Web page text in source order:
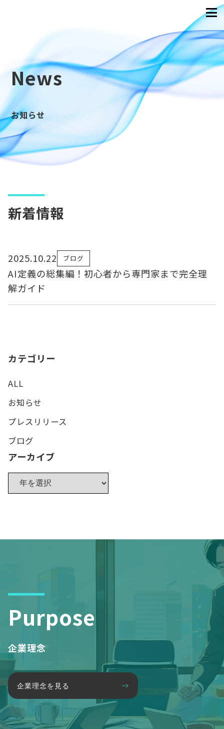
News
お知らせ
新着情報
2025.10.22 ブログ
AI定義の総集編！初心者から専門家まで完全理
解ガイド
カテゴリー
ALL
お知らせ
プレスリリース
ブログ
アーカイブ
Purpose
企業理念
企業理念を見る